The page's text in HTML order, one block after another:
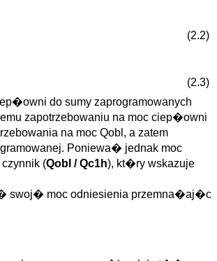
(2.2)
(2.3)
do sumy zaprogramowanych
zapotrzebowaniu na moc ciep�owni
na moc Qobl, a zatem
Poniewa� jednak moc
(Qobl / Qc1h), kt�ry wskazuje
swoj� moc odniesienia przemna�aj�c